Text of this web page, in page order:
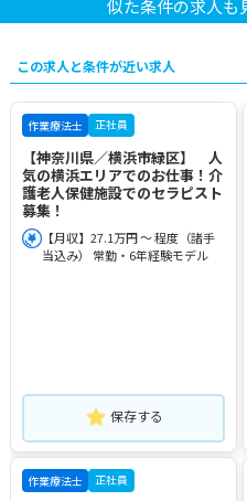
似た条件の求人も
この求人と条件が近い求人
作業療法士 正社員
【神奈川県／横浜市緑区】 人
気の横浜エリアでのお仕事！介
護老人保健施設でのセラピスト
募集！
【月収】27.1万円 ～ 程度（諸手
当込み） 常勤・6年経験モデル
保存する
作業療法士 正社員